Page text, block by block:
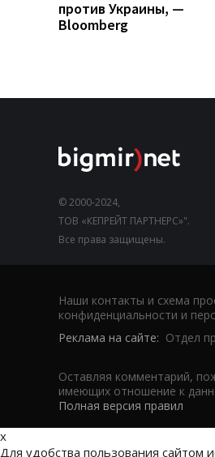
против Украины, —
Bloomberg
© 2000-2024,
ТОВ «КЕПРЕЙТ ПАРТНЕРС»".
Все права защищены.
Наши контакты и схема
конфиденциальности и
Реклама на сайте: Отдел
Оставляя комментарий,
имеющих отношение к
Полная версия правил
x
Для удобства пользования сайтом